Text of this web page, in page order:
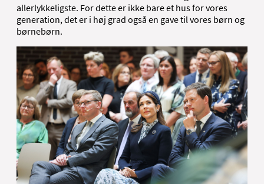
allerlykkeligste. For dette er ikke bare et hus for vores
generation, det er i høj grad også en gave til vores børn og
børnebørn.